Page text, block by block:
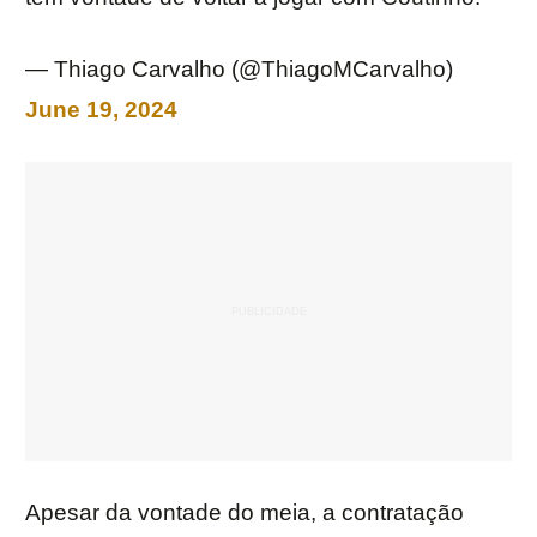
— Thiago Carvalho (@ThiagoMCarvalho)
June 19, 2024
Apesar da vontade do meia, a contratação